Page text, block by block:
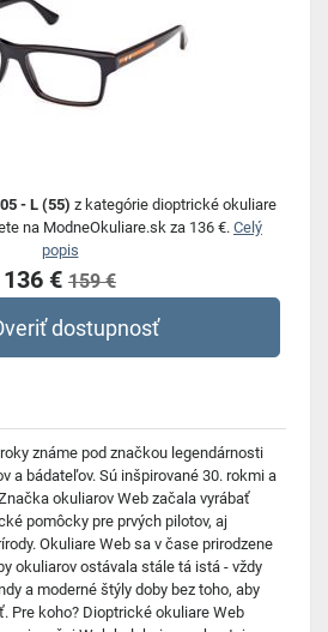
- L (55) z kategórie dioptrické okuliare
na ModneOkuliare.sk za 136 €. Celý
popis
136 € 159 €
dostupnosť
známe pod značkou legendárnosti
a bádateľov. Sú inšpirované 30. rokmi a
okuliarov Web začala vyrábať
pomôcky pre prvých pilotov, aj
Okuliare Web sa v čase prirodzene
okuliarov ostávala stále tá istá - vždy
a moderné štýly doby bez toho, aby
Pre koho? Dioptrické okuliare Web